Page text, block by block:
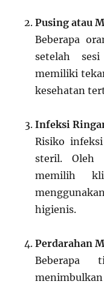
Pusing atau
Beberapa
setelah
memiliki
kesehatan
Infeksi
Risiko
steril. Oleh
memilih
higienis.
Perdarahan
Beberapa